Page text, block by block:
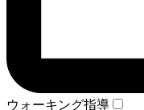
ウォーキング指導